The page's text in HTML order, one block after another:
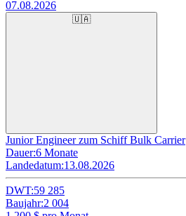
07.08.2026
🇺🇦
Junior Engineer zum Schiff Bulk Carrier
Dauer:6 Monate
Landedatum:13.08.2026
DWT:59 285
Baujahr:2 004